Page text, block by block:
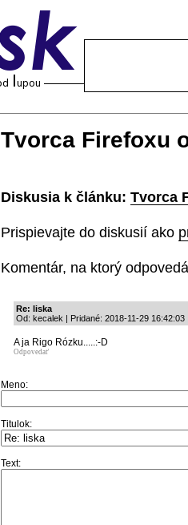
Tvorca Firefoxu
Diskusia k článku: Tvorca
Prispievajte do diskusií ako
Komentár, na ktorý
Re: liska
Od: kecalek | Pridané: 2018-11-29 16:42:03
A ja Rigo Rózku.....:-D
Odpovedať
Meno:
Titulok:
Text: